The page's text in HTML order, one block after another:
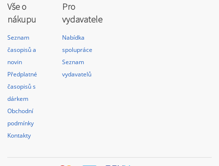
Vše o
nákupu
Seznam
časopisů a
novin
Předplatné
časopisů s
dárkem
Obchodní
podmínky
Kontakty
Pro
vydavatele
Nabídka
spolupráce
Seznam
vydavatelů